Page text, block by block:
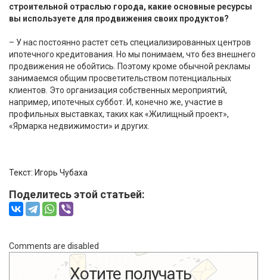
строительной отраслью города, какие основные ресурсы
вы используете для продвижения своих продуктов?
– У нас постоянно растет сеть специализированных центров
ипотечного кредитования. Но мы понимаем, что без внешнего
продвижения не обойтись. Поэтому кроме обычной рекламы
занимаемся общим просветительством потенциальных
клиентов. Это организация собственных мероприятий,
например, ипотечных суббот. И, конечно же, участие в
профильных выставках, таких как «Жилищный проект»,
«Ярмарка недвижимости» и других.
Текст: Игорь Чубаха
Поделитесь этой статьей:
Comments are disabled
Хотите получать